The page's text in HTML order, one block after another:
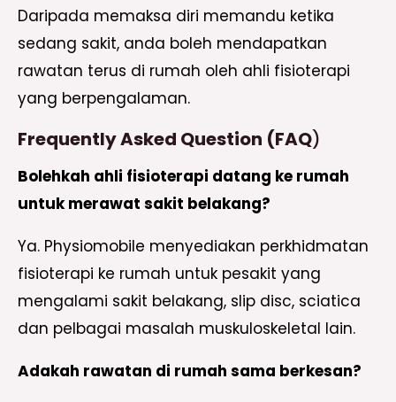
Daripada memaksa diri memandu ketika
sedang sakit, anda boleh mendapatkan
rawatan terus di rumah oleh ahli fisioterapi
yang berpengalaman.
Frequently Asked Question (FAQ)
Bolehkah ahli fisioterapi datang ke rumah
untuk merawat sakit belakang?
Ya. Physiomobile menyediakan perkhidmatan
fisioterapi ke rumah untuk pesakit yang
mengalami sakit belakang, slip disc, sciatica
dan pelbagai masalah muskuloskeletal lain.
Adakah rawatan di rumah sama berkesan?